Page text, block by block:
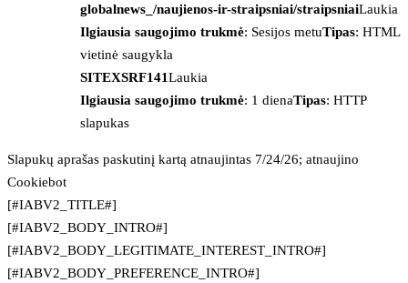
globalnews_/naujienos-ir-straipsniai/straipsniaiLaukia
Ilgiausia saugojimo trukmė: Sesijos metuTipas: HTML
vietinė saugykla
SITEXSRF141Laukia
Ilgiausia saugojimo trukmė: 1 dienaTipas: HTTP
slapukas
Slapukų aprašas paskutinį kartą atnaujintas 7/24/26; atnaujino
Cookiebot
[#IABV2_TITLE#]
[#IABV2_BODY_INTRO#]
[#IABV2_BODY_LEGITIMATE_INTEREST_INTRO#]
[#IABV2_BODY_PREFERENCE_INTRO#]